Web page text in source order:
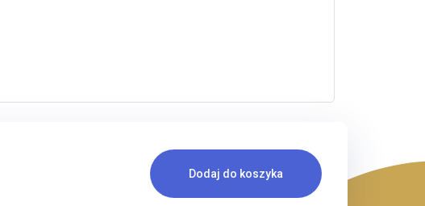
Dodaj do koszyka